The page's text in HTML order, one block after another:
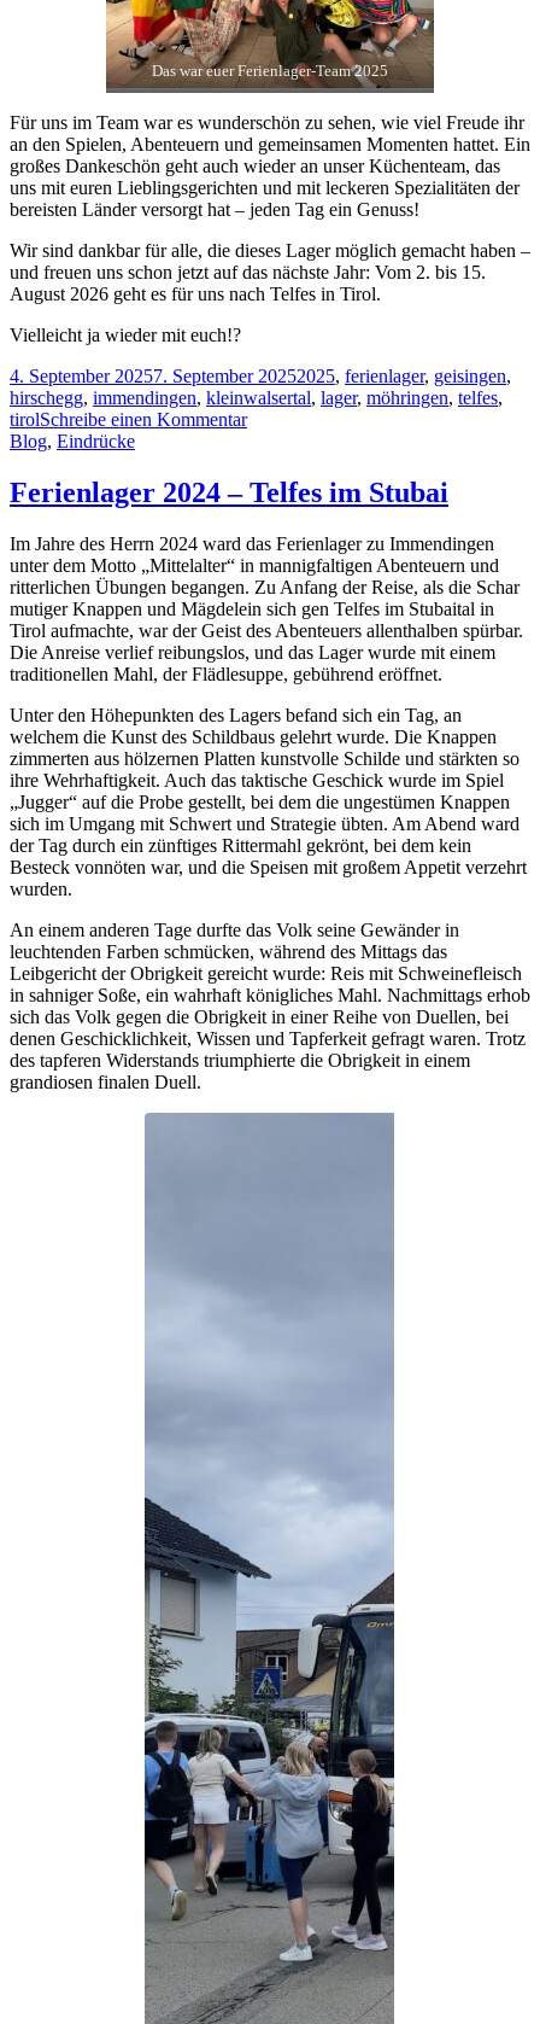
Beim „Verrückten Tag“ in den USA war alles
etwas anders – auch die Kleidung
an den Spielen, Abenteuern und gemeinsamen Momenten hattet. Ein
großes Dankeschön geht auch wieder an unser Küchenteam, das
uns mit euren Lieblingsgerichten und mit leckeren Spezialitäten der
bereisten Länder versorgt hat – jeden Tag ein Genuss!
Wir sind dankbar für alle, die dieses Lager möglich gemacht haben –
und freuen uns schon jetzt auf das nächste Jahr: Vom 2. bis 15.
Vielleicht ja wieder mit euch!?
4. September 20257. September 20252025,ferienlager,geisingen
hirschegg ,immendingen,kleinwalsertal ,lager,möhringen,telfes,
tirol Schreibe einen Kommentar
Blog,Eindrücke
Ferienlager 2024 – Telfes im Stubai
Im Jahre des Herrn 2024 ward das Ferienlager zu Immendingen
unter dem Motto „Mittelalter“ in mannigfaltigen Abenteuern und
ritterlichen Übungen begangen. Zu Anfang der Reise, als die Schar
mutiger Knappen und Mägdelein sich gen Telfes im Stubaital in
Tirol aufmachte, war der Geist des Abenteuers allenthalben spürbar.
Die Anreise verlief reibungslos, und das Lager wurde mit einem
traditionellen Mahl, der Flädlesuppe, gebührend eröffnet.
Unter den Höhepunkten des Lagers befand sich ein Tag, an